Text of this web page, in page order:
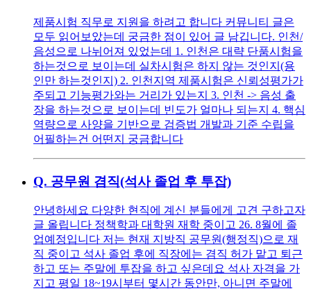
제품시험 직무로 지원을 하려고 합니다 커뮤니티 글은
모두 읽어보았는데 궁금한 점이 있어 글 남깁니다. 인천/
음성으로 나뉘어져 있었는데 1. 인천은 대략 단품시험을
하는것으로 보이는데 실차시험은 하지 않는 것인지(용
인만 하는것인지) 2. 인천지역 제품시험은 신뢰성평가가
주되고 기능평가와는 거리가 있는지 3. 인천 -> 음성 출
장을 하는것으로 보이는데 빈도가 얼마나 되는지 4. 핵심
역량으로 사양을 기반으로 검증법 개발과 기준 수립을
어필하는건 어떤지 궁금합니다
Q. 공무원 겸직(석사 졸업 후 투잡)
안녕하세요 다양한 현직에 계신 분들에게 고견 구하고자
글 올립니다 정책학과 대학원 재학 중이고 26. 8월에 졸
업예정입니다 저는 현재 지방직 공무원(행정직)으로 재
직 중이고 석사 졸업 후에 직장에는 겸직 허가 맡고 퇴근
하고 또는 주말에 투잡을 하고 싶은데요 석사 자격을 가
지고 평일 18~19시부터 몇시간 동안만, 아니면 주말에